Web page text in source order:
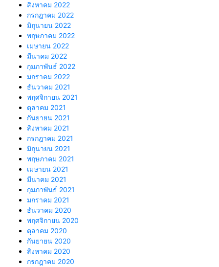
สิงหาคม 2022
กรกฎาคม 2022
มิถุนายน 2022
พฤษภาคม 2022
เมษายน 2022
มีนาคม 2022
กุมภาพันธ์ 2022
มกราคม 2022
ธันวาคม 2021
พฤศจิกายน 2021
ตุลาคม 2021
กันยายน 2021
สิงหาคม 2021
กรกฎาคม 2021
มิถุนายน 2021
พฤษภาคม 2021
เมษายน 2021
มีนาคม 2021
กุมภาพันธ์ 2021
มกราคม 2021
ธันวาคม 2020
พฤศจิกายน 2020
ตุลาคม 2020
กันยายน 2020
สิงหาคม 2020
กรกฎาคม 2020